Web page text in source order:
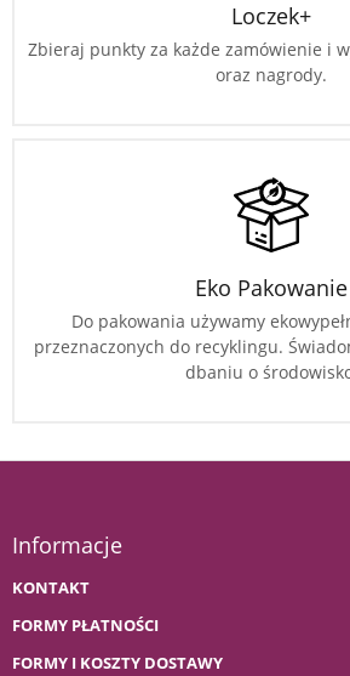
Loczek+
Zbieraj punkty za każde zamówienie i
oraz nagrody.
Eko Pakowanie
Do pakowania używamy
przeznaczonych do recyklingu.
dbaniu o
Informacje
KONTAKT
FORMY PŁATNOŚCI
FORMY I KOSZTY DOSTAWY